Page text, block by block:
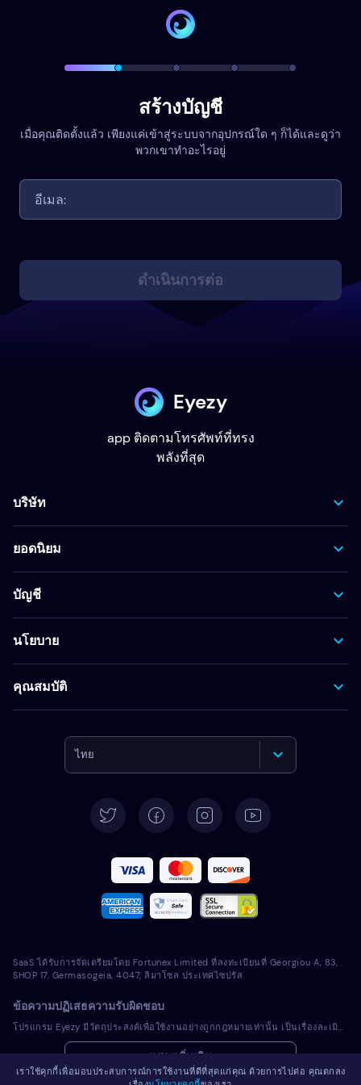
สร้างบัญชี
เมื่อคุณติดตั้งแล้ว เพียงแค่เข้าสู่ระบบจากอุปกรณ์ใด ๆ ก็ได้และดูว่า
พวกเขาทำอะไรอยู่
ดำเนินการต่อ
Eyezy
app ติดตามโทรศัพท์ที่ทรง
พลังที่สุด
บริษัท
ยอดนิยม
บัญชี
นโยบาย
คุณสมบัติ
ไทย
Deutsch
Español
Français
Português
Türkçe
Polski
SaaS ได้รับการจัดเตรียมโดย Fortunex Limited ที่ลงทะเบียนที่ Georgiou A, 83,
SHOP 17, Germasogeia, 4047, ลิมาโซล ประเทศไซปรัส
ข้อความปฏิเสธความรับผิดชอบ
โปรแกรม Eyezy มีวัตถุประสงค์เพื่อใช้งานอย่างถูกกฎหมายเท่านั้น เป็นเรื่องละเมิดการบังคับใช้กฎหมายและกฎหมายในเขตอำนาจศาลท้องถิ่นของคุณในการติดตั้งโปรแกรมที่มีลิขสิทธิ์ลงในอุปกรณ์ที่คุณไม่ได้เป็นเจ้าของ โดยทั่วไปแล้วกฎหมายกำหนดให้คุณแจ้งเตือนเจ้าของอุปกรณ์เครื่องที่คุณตั้งใจจะติดตั้งโปรแกรมที่มีลิขสิทธิ์ดังกล่าว การละเมิดข้อกำหนดนี้อาจมีผลเป็นบทลงโทษทางแพ่งและอาญาที่รุนแรง คุณควรปรึกษาที่ปรึกษาทางกฎหมายของคุณเรื่องการใช้งานโปรแกรมที่มีลิขสิทธิ์อย่างถูกกฎหมายในเขตอำนาจศาลก่อนที่จะติดตั้งและใช้งาน คุณเป็นผู้รับผิดชอบแต่เพียงผู้เดียวสำหรับการติดตั้งโปรแกรมที่มีลิขสิทธิ์ในอุปกรณ์ดังกล่าว และคุณตระหนักว่า Eyezy ไม่สามารถรับผิดชอบเรื่องดังกล่าว
แสดงเพิ่มเติม
เราใช้คุกกี้เพื่อมอบประสบการณ์การใช้งานที่ดีที่สุดแก่คุณ ด้วยการไปต่อ คุณตกลง